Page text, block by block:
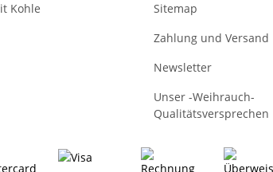
Kohle
Sitemap
Zahlung und Versand
Newsletter
Unser -Weihrauch-
Qualitätsversprechen